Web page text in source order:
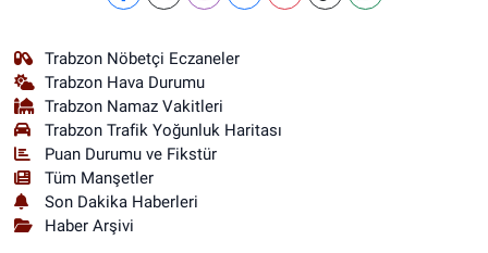
Trabzon Nöbetçi Eczaneler
Trabzon Hava Durumu
Trabzon Namaz Vakitleri
Trabzon Trafik Yoğunluk Haritası
Puan Durumu ve Fikstür
Tüm Manşetler
Son Dakika Haberleri
Haber Arşivi